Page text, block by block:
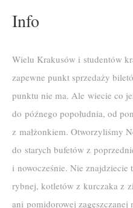
Info
Wielu Krakusów i studentów
zapewne punkt sprzedaży
punktu nie ma. Ale wiecie co
do późnego popołudnia, od
z małżonkiem. Otworzyliśmy
do starych bufetów z
i nowocześnie. Nie
rybnej, kotletów z kurczaka z
ani pomidorowej zagęszczanej